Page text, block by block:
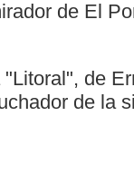
de El
de
de la